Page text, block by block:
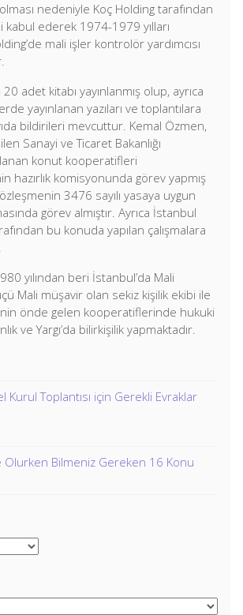
nedeniyle Koç Holding tarafından
kabul ederek 1974-1979 yılları
mali işler kontrolör yardımcısı
adet kitabı yayınlanmış olup, ayrıca
yayınlanan yazıları ve toplantılara
bildirileri mevcuttur. Kemal Özmen,
Sanayi ve Ticaret Bakanlığı
konut kooperatifleri
hazırlık komisyonunda görev yapmış
3476 sayılı yasaya uygun
görev almıştır. Ayrıca İstanbul
bu konuda yapılan çalışmalara
yılından beri İstanbul’da Mali
Mali müşavir olan sekiz kişilik ekibi ile
önde gelen kooperatiflerinde hukuki
ve Yargı’da bilirkişilik yapmaktadır.
Kurul Toplantısı için Gerekli Evraklar
Olurken Bilmeniz Gereken 16 Konu